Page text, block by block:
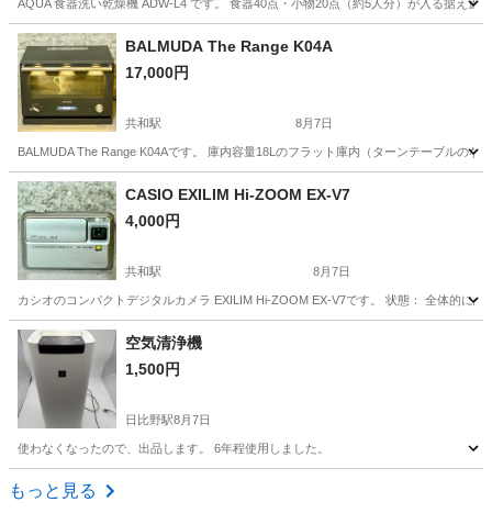
AQUA 食器洗い乾燥機 ADW-L4 です。 食器40点・小物20点（約5人分）が入る据え
愛知 大府市
BALMUDA The Range K04A
17,000円
共和駅 8月7日
BALMUDA The Range K04Aです。 庫内容量18Lのフラット庫内（ターンテーブルの
愛知 大府市
CASIO EXILIM Hi-ZOOM EX-V7
4,000円
共和駅 8月7日
カシオのコンパクトデジタルカメラ EXILIM Hi-ZOOM EX-V7です。 状態： 全体的に
愛知 大府市 共和駅
空気清浄機
1,500円
日比野駅8月7日
使わなくなったので、出品します。 6年程使用しました。
愛知 名古屋市
もっと見る